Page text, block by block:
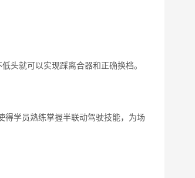
头就可以实现踩离合器和正确换档。
得学员熟练掌握半联动驾驶技能，为场